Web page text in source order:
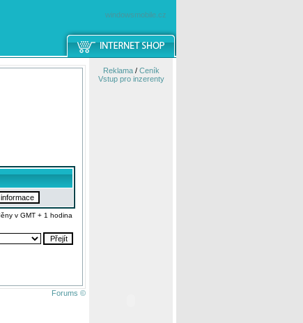
windowsmobile.cz
v GMT + 1 hodina
Forums ©
Reklama/ Ceník
Vstup pro inzerenty